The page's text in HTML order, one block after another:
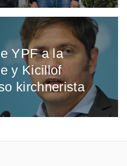
YPF a la
y Kicillof
kirchnerista